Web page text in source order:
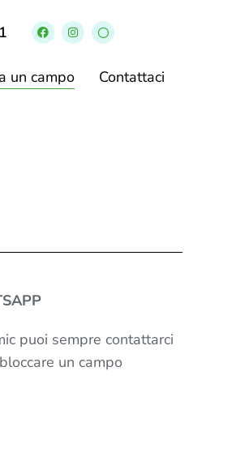
un campo Contattaci
puoi sempre contattarci
un campo